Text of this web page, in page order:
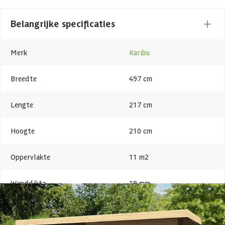
Dit tuinhuis wordt als bouwpakket bij jou thuis afgeleverd. Door
handleiding is dit voor de handige doe-het-zelver ideaal zelf in
We raden aan op een goede fundering op te bouwen. Dit zorgt voor
Belangrijke specificaties
Merk Karibu
Breedte 497 cm
Lengte 217 cm
Hoogte 210 cm
Oppervlakte 11 m2
Wanddikte 19 mm
Houtbehandeling Onbehandeld